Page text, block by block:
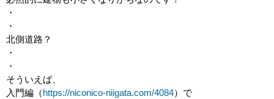
・
・
北側道路？
・
・
そういえば、
入門編（https://niconico-niigata.com/4084）で